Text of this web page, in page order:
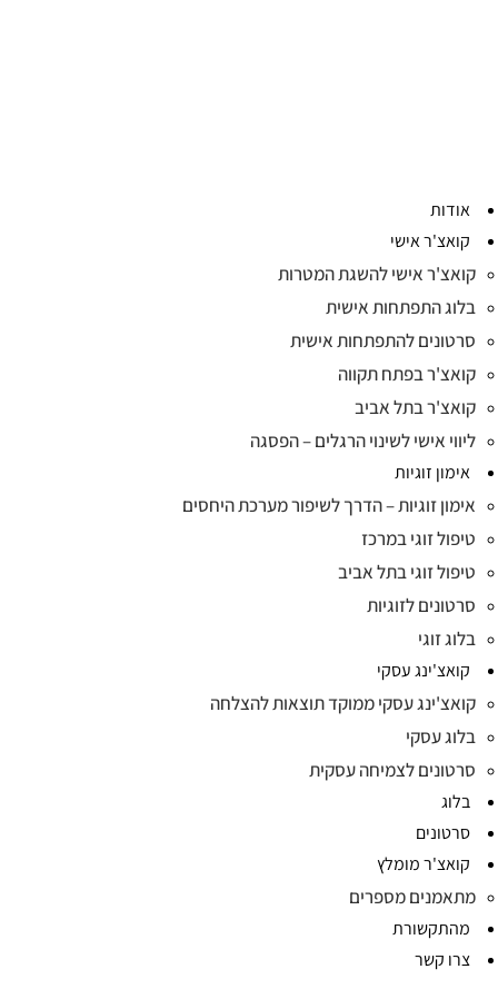
אודות
קואצ'ר אישי
קואצ'ר אישי להשגת המטרות
בלוג התפתחות אישית
סרטונים להתפתחות אישית
קואצ'ר בפתח תקווה
קואצ'ר בתל אביב
ליווי אישי לשינוי הרגלים – הפסגה
אימון זוגיות
אימון זוגיות – הדרך לשיפור מערכת היחסים
טיפול זוגי במרכז
טיפול זוגי בתל אביב
סרטונים לזוגיות
בלוג זוגי
קואצ'ינג עסקי
קואצ'ינג עסקי ממוקד תוצאות להצלחה
בלוג עסקי
סרטונים לצמיחה עסקית
בלוג
סרטונים
קואצ'ר מומלץ
מתאמנים מספרים
מהתקשורת
צרו קשר